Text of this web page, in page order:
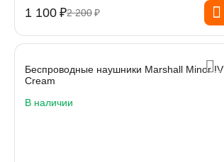
1 100 ₽2 200₽
Беспроводные наушники Marshall Minor IV
Cream
В наличии